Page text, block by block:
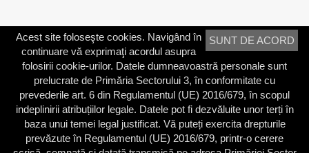
PRIMĂRIA SECTORULUI 3
Adresa:Calea Dudeşti nr. 191
Bucureşti, Sector 3, România
Contactați-ne
Telefon: 021.318.03.23
Fax: 021.318.03.04
SUNT DE ACORD
Acest site foloseşte cookies. Navigând în
continuare vă exprimaţi acordul asupra
folosirii cookie-urilor. Datele dumneavoastră personale sunt
prelucrate de Primăria Sectorului 3, în conformitate cu
prevederile art. 6 din Regulamentul (UE) 2016/679, în scopul
indeplinirii atribuțiilor legale. Datele pot fi dezvăluite unor terți în
baza unui temei legal justificat. Vă puteți exercita drepturile
prevăzute în Regulamentul (UE) 2016/679, printr-o cerere